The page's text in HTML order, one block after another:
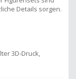
Details sorgen.
3D-Druck,